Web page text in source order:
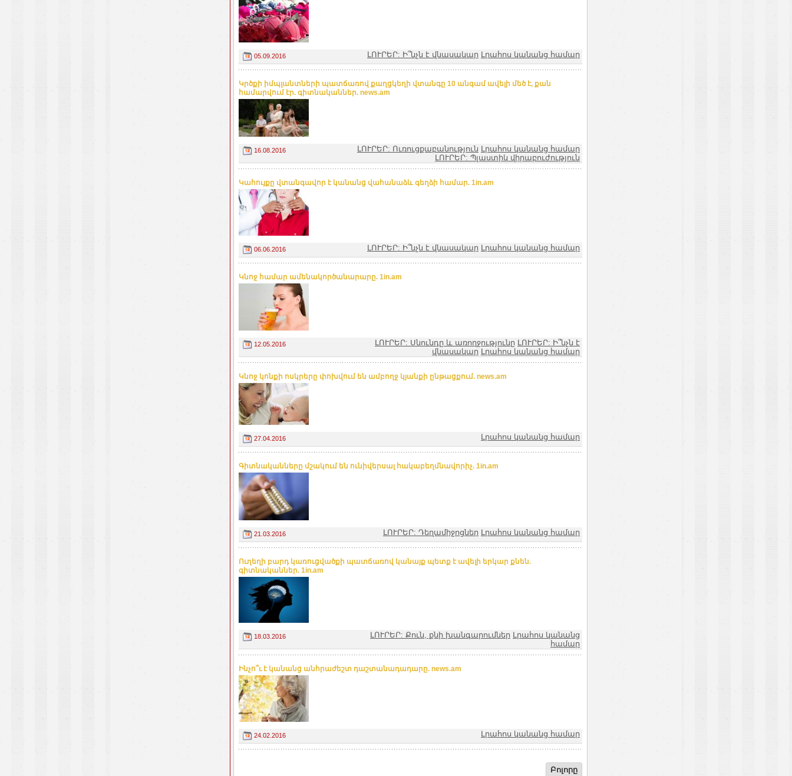
05.09.2016 ԼՈՒՐԵՐ: Ի՞նչն է վնասակար Լրահոս կանանց համար
Կրծքի իմպլանտների պատճառով քաղցկեղի վտանգը 10 անգամ ավելի մեծ է, քան
համարվում էր. գիտնականներ. news.am
16.08.2016 ԼՈՒՐԵՐ: Ուռուցքաբանություն Լրահոս կանանց համար
ԼՈՒՐԵՐ: Պլաստիկ վիրաբուժություն
Կահույքը վտանգավոր է կանանց վահանաձև գեղձի համար. 1in.am
06.06.2016 ԼՈՒՐԵՐ: Ի՞նչն է վնասակար Լրահոս կանանց համար
Կնոջ համար ամենակործանարարը. 1in.am
12.05.2016 ԼՈՒՐԵՐ: Սնունդը և առողջությունը ԼՈՒՐԵՐ: Ի՞նչն է
վնասակար Լրահոս կանանց համար
Կնոջ կոնքի ոսկրերը փոխվում են ամբողջ կյանքի ընթացքում. news.am
27.04.2016 Լրահոս կանանց համար
Գիտնականները մշակում են ունիվերսալ հակաբեղմնավորիչ. 1in.am
21.03.2016 ԼՈՒՐԵՐ: Դեղամիջոցներ Լրահոս կանանց համար
Ուղեղի բարդ կառուցվածքի պատճառով կանայք պետք է ավելի երկար քնեն.
գիտնականներ. 1in.am
18.03.2016 ԼՈՒՐԵՐ: Քուն, քնի խանգարումներ Լրահոս կանանց
համար
Ինչո՞ւ է կանանց անհրաժեշտ դաշտանադադարը. news.am
24.02.2016 Լրահոս կանանց համար
Բոլորը